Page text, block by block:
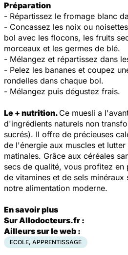
Préparation
- Répartissez le fromage blanc
- Concassez les noix ou
bol avec les flocons, les fruits
morceaux et les germes de blé.
- Mélangez et répartissez dans
- Pelez les bananes et coupez
rondelles dans chaque bol.
- Mélangez puis dégustez frais.
Le + nutrition. Ce muesli a
d'ingrédients naturels non
sucrés). Il offre de précieuses
de l'énergie aux muscles et
matinales. Grâce aux céréales
secs de qualité, vous profitez en
de vitamines et de sels minéraux
notre alimentation moderne.
En savoir plus
Sur Allodocteurs.fr :
Ailleurs sur le web :
ECOLE, APPRENTISSAGE